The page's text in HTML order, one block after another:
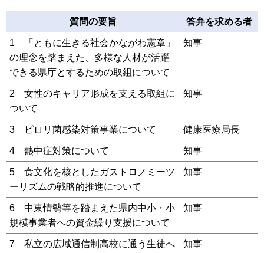
質問の要旨 答弁を求める者
1 「ともに生きる社会かながわ憲章」
の理念を踏まえた、多様な人材が活躍
できる県庁とするための取組について
知事
2 女性のキャリア形成を支える取組に
ついて
知事
3 ピロリ菌感染対策事業について 健康医療局長
4 熱中症対策について 知事
5 食文化を核としたガストロノミーツ
ーリズムの戦略的推進について
知事
6 中東情勢等を踏まえた県内中小・小
規模事業者への資金繰り支援について
知事
7 私立の広域通信制高校に通う生徒へ
知事